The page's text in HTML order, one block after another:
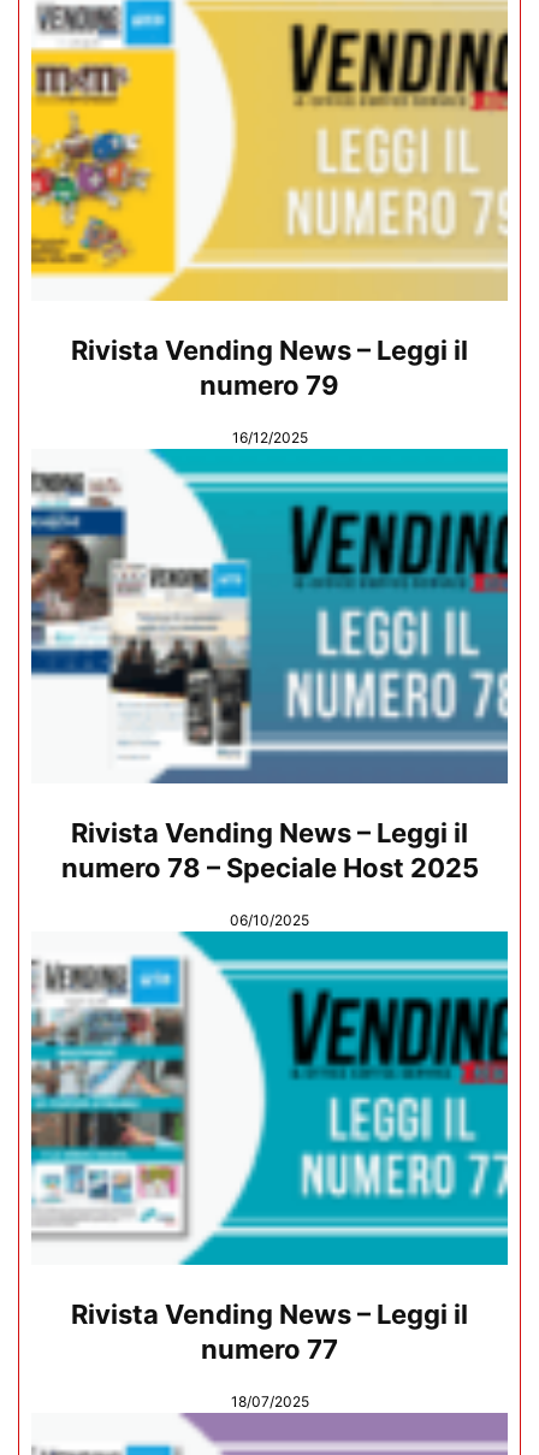
Rivista Vending News – Leggi il
numero 79
16/12/2025
Rivista Vending News – Leggi il
numero 78 – Speciale Host 2025
06/10/2025
Rivista Vending News – Leggi il
numero 77
18/07/2025